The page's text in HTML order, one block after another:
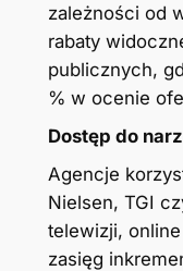
zależności od
rabaty
publicznych,
% w ocenie
Dostęp do
Agencje
Nielsen, TGI
telewizji,
zasięg